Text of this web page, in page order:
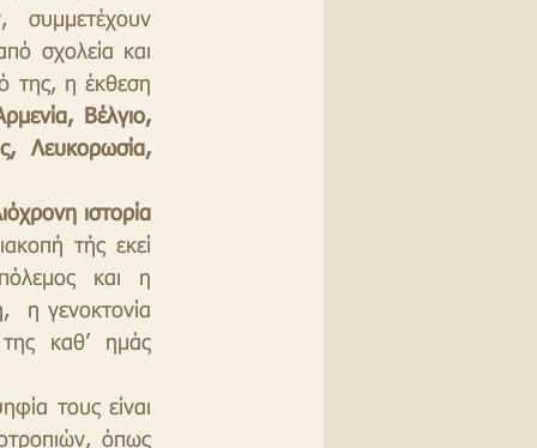
σχολεία και
της, η έκθεση
Βέλγιο,
Λευκορωσία,
ιστορία
τής εκεί
και η
η γενοκτονία
καθ’ ημάς
όπως